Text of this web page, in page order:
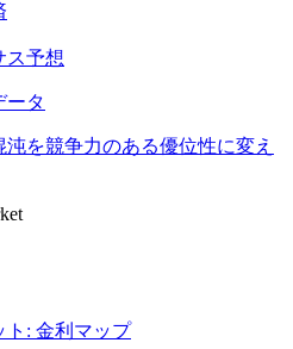
ス予想
ータ
沌を競争力のある優位性に変え
ト: 金利マップ